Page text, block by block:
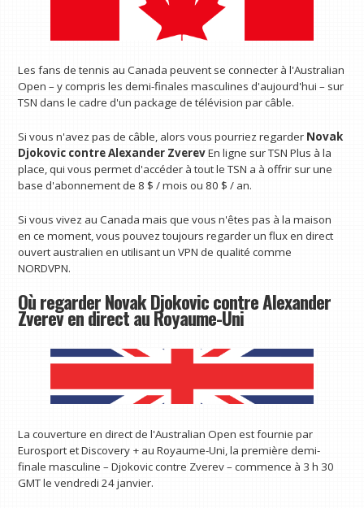
Les fans de tennis au Canada peuvent se connecter à l'Australian
Open – y compris les demi-finales masculines d'aujourd'hui – sur
TSN dans le cadre d'un package de télévision par câble.
Si vous n'avez pas de câble, alors vous pourriez regarder Novak
Djokovic contre Alexander ZverevEn ligne sur TSN Plus à la
place, qui vous permet d'accéder à tout le TSN a à offrir sur une
base d'abonnement de 8 $ / mois ou 80 $ / an.
Si vous vivez au Canada mais que vous n'êtes pas à la maison
en ce moment, vous pouvez toujours regarder un flux en direct
ouvert australien en utilisant un VPN de qualité comme
NORDVPN.
Où regarder Novak Djokovic contre Alexander
Zverev en direct au Royaume-Uni
La couverture en direct de l'Australian Open est fournie par
Eurosport et Discovery + au Royaume-Uni, la première demi-
finale masculine – Djokovic contre Zverev – commence à 3 h 30
GMT le vendredi 24 janvier.